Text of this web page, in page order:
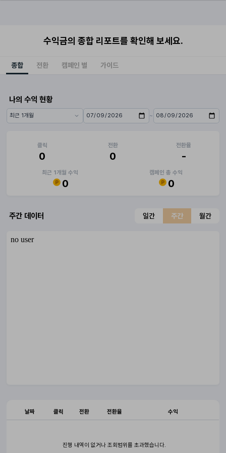
수익금의 종합 리포트를 확인해 보세요.
종합 전환 캠페인 별 가이드
나의 수익 현황
기간 프리셋 시작일 ~
종료일
클릭
0
전환
0
전환율
-
최근 1개월 수익
0
캠페인 총 수익
0
주간 데이터 일간 주간 월간
날짜 클릭 전환 전환율 수익
진행 내역이 없거나 조회범위를 초과했습니다.